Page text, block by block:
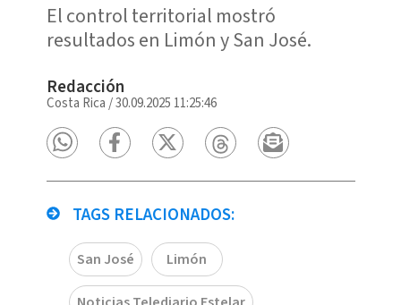
El control territorial mostró
resultados en Limón y San José.
Redacción
Costa Rica /30.09.2025 11:25:46
TAGS RELACIONADOS:
San José Limón